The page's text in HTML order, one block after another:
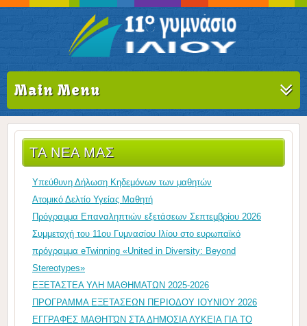
Main Menu
ΤΑ ΝΈΑ ΜΑΣ
Υπεύθυνη Δήλωση Κηδεμόνων των μαθητών
Ατομικό Δελτίο Υγείας Μαθητή
Πρόγραμμα Επαναληπτιών εξετάσεων Σεπτεμβρίου 2026
Συμμετοχή του 11ου Γυμνασίου Ιλίου στο ευρωπαϊκό
πρόγραμμα eTwinning «United in Diversity: Beyond
Stereotypes»
ΕΞΕΤΑΣΤΕΑ ΥΛΗ ΜΑΘΗΜΑΤΩΝ 2025-2026
ΠΡΟΓΡΑΜΜΑ ΕΞΕΤΑΣΕΩΝ ΠΕΡΙΟΔΟΥ ΙΟΥΝΙΟΥ 2026
ΕΓΓΡΑΦΕΣ ΜΑΘΗΤΏΝ ΣΤΑ ΔΗΜΟΣΙΑ ΛΥΚΕΙΑ ΓΙΑ ΤΟ